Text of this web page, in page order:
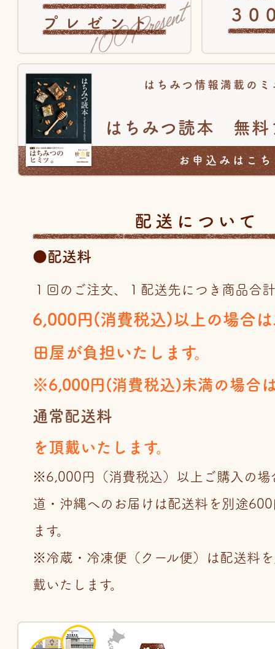
プレゼント
はちみつ情報満載のミ
はちみつ読本 無料
お申込みはこ
配送について
●配送料
１回のご注文、１配送先につき商品合
6,000円(消費税込)以上の場合
田屋が負担いたします。
※6,000円(消費税込)未満の場合
通常配送料
を頂戴いたします。
※6,000円（消費税込）以上ご購入の場
道・沖縄へのお届けは配送料を別途
ます。
※冷蔵・冷凍便（クール便）は配送料
戴いたします。